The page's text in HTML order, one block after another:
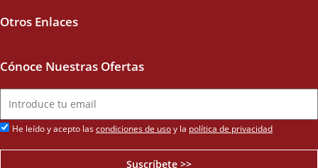
Otros Enlaces
Cónoce Nuestras Ofertas
He leído y acepto lascondiciones de usoy la política de privacidad